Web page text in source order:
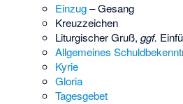
Einzug– Gesang
Kreuzzeichen
Liturgischer Gruß,ggf.
Allgemeines
Kyrie
Gloria
Tagesgebet